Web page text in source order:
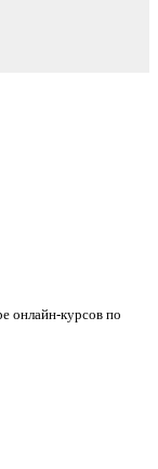
онлайн-курсов по